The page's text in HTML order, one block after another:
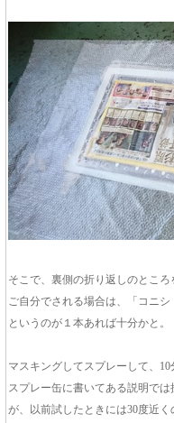
そこで、裏側の折り返しのところ
ご自分でされる場合は、「コニ
というのが１本あれば十分かと。
マスキングしてスプレーして、10
スプレー缶に書いてある説明で
が、以前試したときには30度近